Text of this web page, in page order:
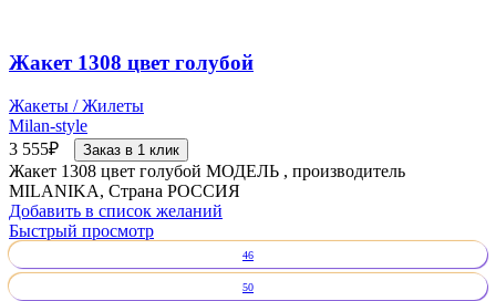
Жакет 1308 цвет голубой
Жакеты / Жилеты
Milan-style
3 555₽ Заказ в 1 клик
Жакет 1308 цвет голубой МОДЕЛЬ , производитель
MILANIKA, Страна РОССИЯ
Добавить в список желаний
Быстрый просмотр
46
50